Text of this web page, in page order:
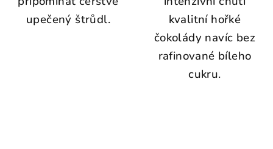
upečený štrůdl.
kvalitní hořké
čokolády navíc bez
rafinované bíleho
cukru.